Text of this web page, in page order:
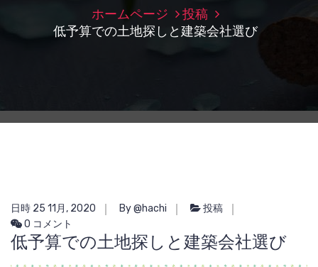
ホームページ
投稿
低予算での土地探しと建築会社選び
日時 25 11月, 2020 By @hachi
投稿
0 コメント
低予算での土地探しと建築会社選び